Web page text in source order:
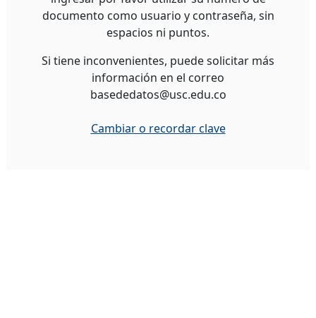
documento como usuario y contraseña, sin
espacios ni puntos.
Si tiene inconvenientes, puede solicitar más
información en el correo
basededatos@usc.edu.co
Cambiar o recordar clave